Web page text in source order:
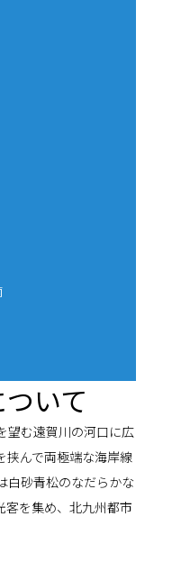
いて
望む遠賀川の河口に広
挟んで両極端な海岸線
白砂青松のなだらかな
客を集め、北九州都市